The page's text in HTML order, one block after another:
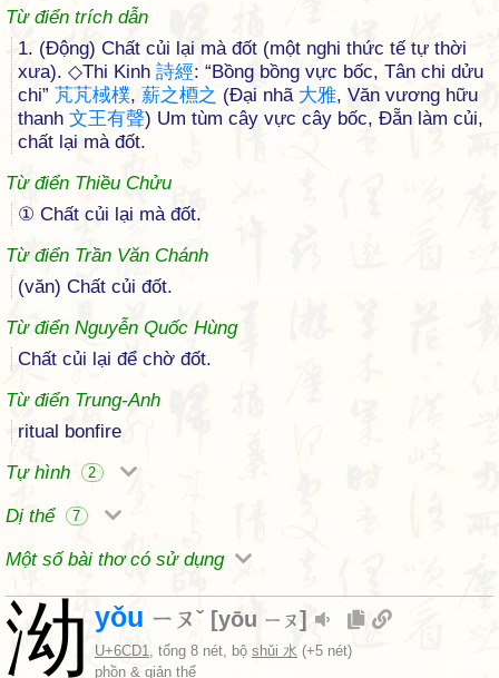
Từ điển trích dẫn
1. (Động) Chất củi lại mà đốt (một nghi thức tế tự thời
xưa). ◇Thi Kinh 詩經: “Bồng bồng vực bốc, Tân chi dửu
chi” 芃芃棫樸, 薪之槱之 (Đại nhã 大雅, Văn vương hữu
thanh 文王有聲) Um tùm cây vực cây bốc, Đẵn làm củi,
chất lại mà đốt.
Từ điển Thiều Chửu
① Chất củi lại mà đốt.
Từ điển Trần Văn Chánh
(văn) Chất củi đốt.
Từ điển Nguyễn Quốc Hùng
Chất củi lại để chờ đốt.
Từ điển Trung-Anh
ritual bonfire
Tự hình
2
Dị thể 7
Một số bài thơ có sử dụng
泑 yǒu ㄧㄡˇ [yōu ㄧㄡ]
U+6CD1, tổng 8 nét, bộ shǔi 水 (+5 nét)
phồn & giản thể